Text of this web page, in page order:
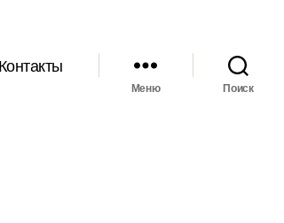
Контакты
Меню Поиск